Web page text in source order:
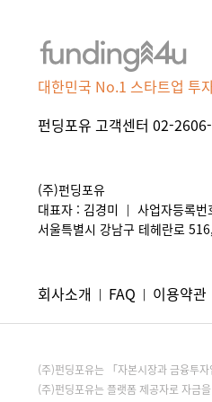
대한민국 No.1 스타트업 투
펀딩포유 고객센터 02-
(주)펀딩포유
대표자 : 김경미
| 사업자등록
서울특별시 강남구 테헤란로
회사소개 | FAQ | 이용약관
(주)펀딩포유는 「자본시장과 금융투
(주)펀딩포유는 플랫폼 제공자로 자금